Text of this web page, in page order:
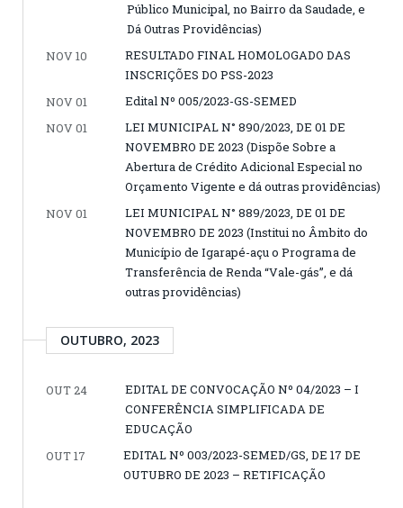
Público Municipal, no Bairro da Saudade, e
Dá Outras Providências)
NOV 10
RESULTADO FINAL HOMOLOGADO DAS
INSCRIÇÕES DO PSS-2023
NOV 01
Edital Nº 005/2023-GS-SEMED
NOV 01
LEI MUNICIPAL N° 890/2023, DE 01 DE
NOVEMBRO DE 2023 (Dispõe Sobre a
Abertura de Crédito Adicional Especial no
Orçamento Vigente e dá outras providências)
NOV 01
LEI MUNICIPAL N° 889/2023, DE 01 DE
NOVEMBRO DE 2023 (Institui no Âmbito do
Município de Igarapé-açu o Programa de
Transferência de Renda “Vale-gás”, e dá
outras providências)
OUTUBRO, 2023
OUT 24
EDITAL DE CONVOCAÇÃO Nº 04/2023 – I
CONFERÊNCIA SIMPLIFICADA DE
EDUCAÇÃO
OUT 17
EDITAL Nº 003/2023-SEMED/GS, DE 17 DE
OUTUBRO DE 2023 – RETIFICAÇÃO